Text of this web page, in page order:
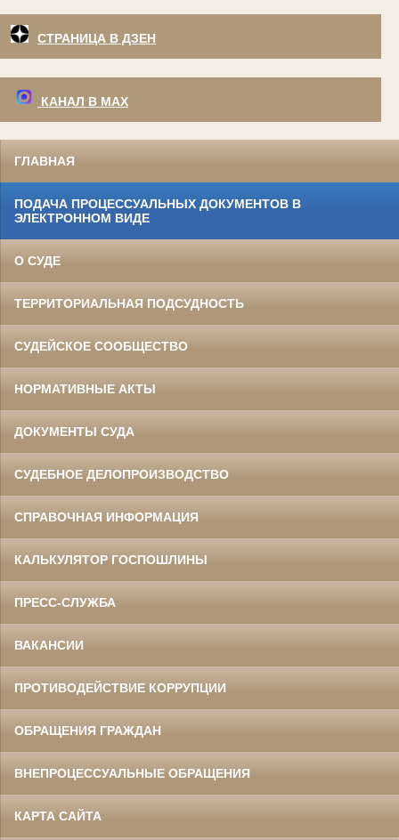
СТРАНИЦА В ДЗЕН
КАНАЛ В МАХ
ГЛАВНАЯ
ПОДАЧА ПРОЦЕССУАЛЬНЫХ ДОКУМЕНТОВ В
ЭЛЕКТРОННОМ ВИДЕ
О СУДЕ
ТЕРРИТОРИАЛЬНАЯ ПОДСУДНОСТЬ
СУДЕЙСКОЕ СООБЩЕСТВО
НОРМАТИВНЫЕ АКТЫ
ДОКУМЕНТЫ СУДА
СУДЕБНОЕ ДЕЛОПРОИЗВОДСТВО
СПРАВОЧНАЯ ИНФОРМАЦИЯ
КАЛЬКУЛЯТОР ГОСПОШЛИНЫ
ПРЕСС-СЛУЖБА
ВАКАНСИИ
ПРОТИВОДЕЙСТВИЕ КОРРУПЦИИ
ОБРАЩЕНИЯ ГРАЖДАН
ВНЕПРОЦЕССУАЛЬНЫЕ ОБРАЩЕНИЯ
КАРТА САЙТА